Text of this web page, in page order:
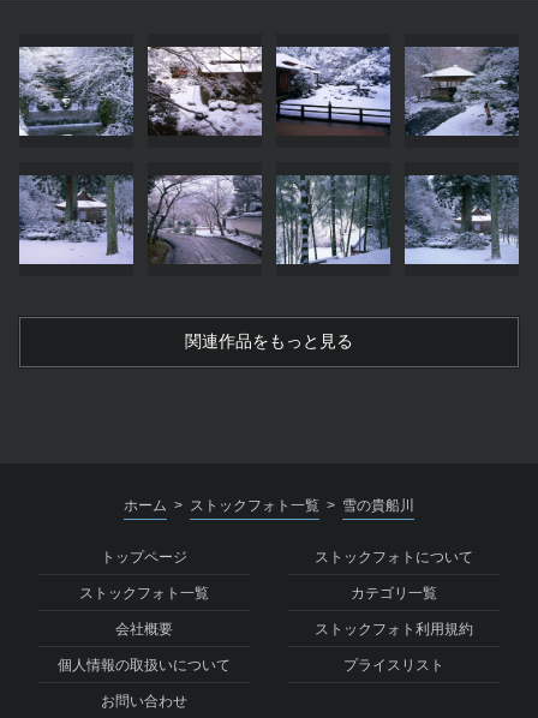
関連作品をもっと見る
ホーム > ストックフォト一覧 > 雪の貴船川
トップページ ストックフォトについて
ストックフォト一覧 カテゴリ一覧
会社概要 ストックフォト利用規約
個人情報の取扱いについて プライスリスト
お問い合わせ